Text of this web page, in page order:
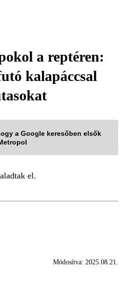
a reptéren:
kalapáccsal
a Google keresőben elsők
el.
Módosítva: 2025.08.21.